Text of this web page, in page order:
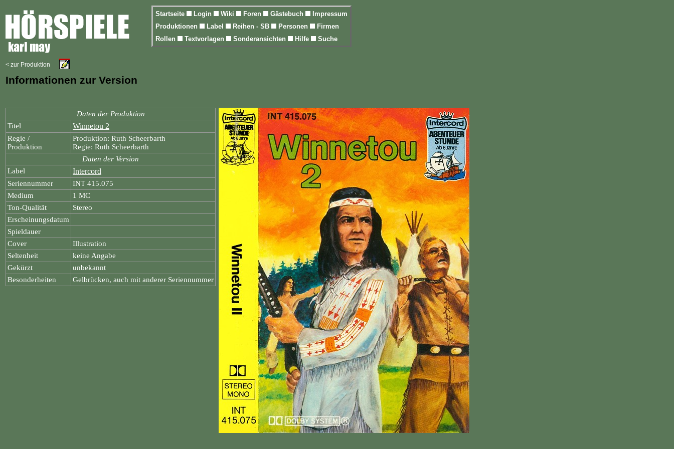
Startseite Login Wiki Foren Gästebuch
Impressum
Produktionen
Label Reihen - SB Personen
Firmen
Rollen
Textvorlagen Sonderansichten Hilfe Suche
< zur Produktion
Informationen zur Version
Daten der Produktion
Titel
Winnetou 2
Regie /
Produktion
Produktion: Ruth Scheerbarth
Regie: Ruth Scheerbarth
Daten der Version
Label
Intercord
Seriennummer
INT 415.075
Medium
1 MC
Ton-Qualität
Stereo
Erscheinungsdatum
Spieldauer
Cover
Illustration
Seltenheit
keine Angabe
Gekürzt
unbekannt
Besonderheiten
Gelbrücken, auch mit anderer Seriennummer